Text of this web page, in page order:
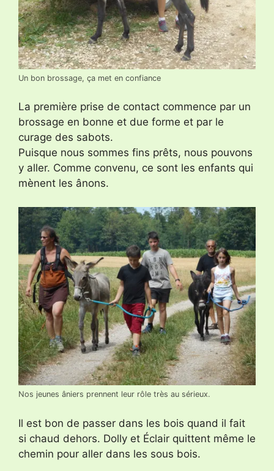
Un bon brossage, ça met en confiance
La première prise de contact commence par un
brossage en bonne et due forme et par le
curage des sabots.
Puisque nous sommes fins prêts, nous pouvons
y aller. Comme convenu, ce sont les enfants qui
mènent les ânons.
Nos jeunes âniers prennent leur rôle très au sérieux.
Il est bon de passer dans les bois quand il fait
si chaud dehors. Dolly et Éclair quittent même le
chemin pour aller dans les sous bois.